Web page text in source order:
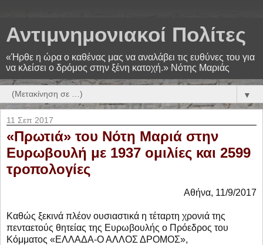
Αντιμνημονιακοί Πολίτες
«Ήρθε η ώρα ο καθένας μας να αναλάβει τις ευθύνες του για
να κλείσει ο δρόμος στην ξένη κατοχή.» Νότης Μαριάς
▼
11 Σεπ 2017
«Πρωτιά» του Νότη Μαριά στην
Ευρωβουλή με 1937 ομιλίες και 2599
τροπολογίες
Αθήνα, 11/9/2017
Καθώς ξεκινά πλέον ουσιαστικά η τέταρτη χρονιά της
πενταετούς θητείας της Ευρωβουλής ο Πρόεδρος του
Κόμματος «ΕΛΛΑΔΑ-Ο ΑΛΛΟΣ ΔΡΟΜΟΣ»,